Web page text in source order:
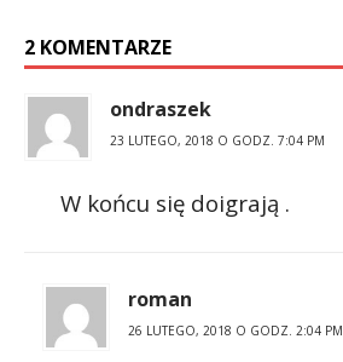
2 KOMENTARZE
ondraszek
23 LUTEGO, 2018 O GODZ. 7:04 PM
W końcu się doigrają .
roman
26 LUTEGO, 2018 O GODZ. 2:04 PM